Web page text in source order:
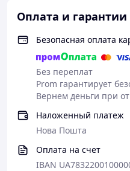
Оплата и гарантии
Безопасная оплата
Без переплат
Prom гарантирует
Вернем деньги при
Наложенный платеж
Нова Пошта
Оплата на счет
IBAN